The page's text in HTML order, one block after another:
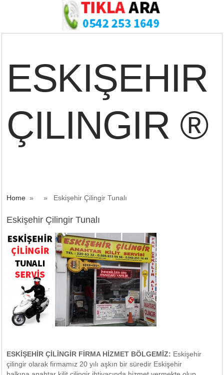
ESKIŞEHIR
ÇILINGIR ®
Home » » Eskişehir Çilingir Tunalı
Eskişehir Çilingir Tunalı
ESKİŞEHİR ÇİLİNGİR FİRMA HİZMET BÖLGEMİZ: Eskişehir
çilingir olarak firmamız 20 yılı aşkın bir süredir Eskişehir